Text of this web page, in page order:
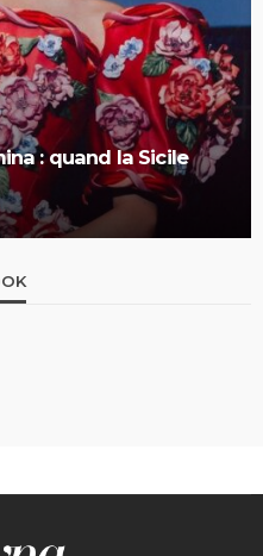
: quand la Sicile